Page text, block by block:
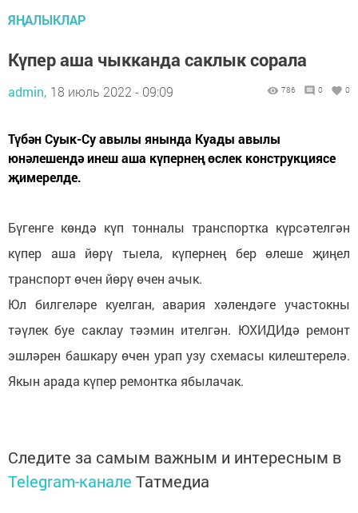
ЯҢАЛЫКЛАР
Күпер аша чыкканда саклык сорала
admin, 18 июль 2022 - 09:09 786 0 0
Түбән Суык-Су авылы янында Куады авылы
юнәлешендә инеш аша күпернең өслек конструкциясе
җимерелде.
Бүгенге көндә күп тонналы транспортка күрсәтелгән
күпер аша йөрү тыела, күпернең бер өлеше җиңел
транспорт өчен йөрү өчен ачык.
Юл билгеләре куелган, авария хәлендәге участокны
тәүлек буе саклау тәэмин ителгән. ЮХИДИдә ремонт
эшләрен башкару өчен урап узу схемасы килештерелә.
Якын арада күпер ремонтка ябылачак.
Следите за самым важным и интересным в
Telegram-канале Татмедиа